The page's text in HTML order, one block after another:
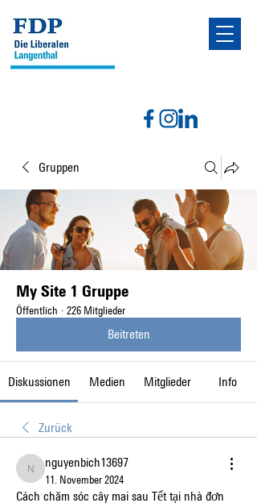
Gruppen
My Site 1 Gruppe
Öffentlich · 226 Mitglieder
Beitreten
Diskussionen Medien Mitglieder Info
Zurück
nguyenbich13697
nguyenbich13697
11. November 2024
Cách chăm sóc cây mai sau Tết tại nhà đơn